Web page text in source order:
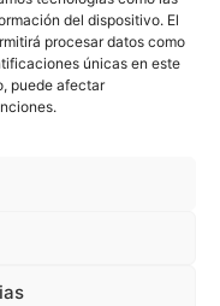
del dispositivo. El
procesar datos como
únicas en este
puede afectar